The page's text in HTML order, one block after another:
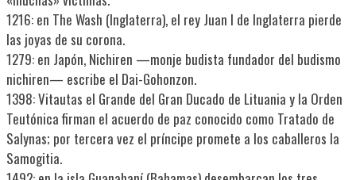
1216: en The Wash (Inglaterra), el rey Juan I de Inglaterra pierde
las joyas de su corona.
1279: en Japón, Nichiren —monje budista fundador del budismo
nichiren— escribe el Dai-Gohonzon.
1398: Vitautas el Grande del Gran Ducado de Lituania y la Orden
Teutónica firman el acuerdo de paz conocido como Tratado de
Salynas; por tercera vez el príncipe promete a los caballeros la
Samogitia.